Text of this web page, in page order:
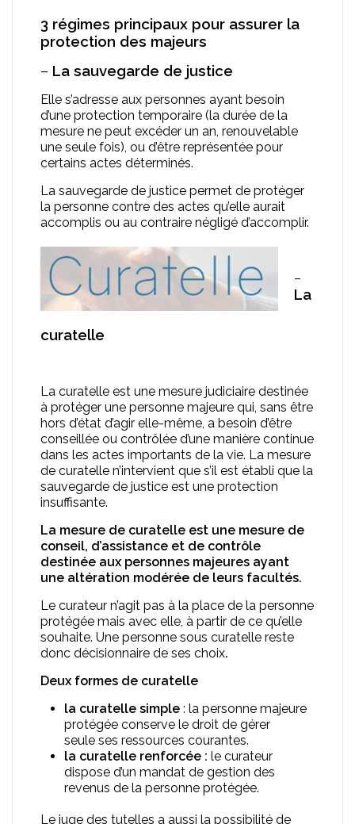
3 régimes principaux pour assurer la
protection des majeurs
– La sauvegarde de justice
Elle s’adresse aux personnes ayant besoin
d’une protection temporaire (la durée de la
mesure ne peut excéder un an, renouvelable
une seule fois), ou d’être représentée pour
certains actes déterminés.
La sauvegarde de justice permet de protéger
la personne contre des actes qu’elle aurait
accomplis ou au contraire négligé d’accomplir.
–
La
curatelle
La curatelle est une mesure judiciaire destinée
à protéger une personne majeure qui, sans être
hors d’état d’agir elle-même, a besoin d’être
conseillée ou contrôlée d’une manière continue
dans les actes importants de la vie. La mesure
de curatelle n’intervient que s’il est établi que la
sauvegarde de justice est une protection
insuffisante.
La mesure de curatelle est une mesure de
conseil, d’assistance et de contrôle
destinée aux personnes majeures ayant
une altération modérée de leurs facultés.
Le curateur n’agit pas à la place de la personne
protégée mais avec elle, à partir de ce qu’elle
souhaite. Une personne sous curatelle reste
donc décisionnaire de ses choix.
Deux formes de curatelle
la curatelle simple : la personne majeure
protégée conserve le droit de gérer
seule ses ressources courantes.
la curatelle renforcée : le curateur
dispose d’un mandat de gestion des
revenus de la personne protégée.
Le juge des tutelles a aussi la possibilité de